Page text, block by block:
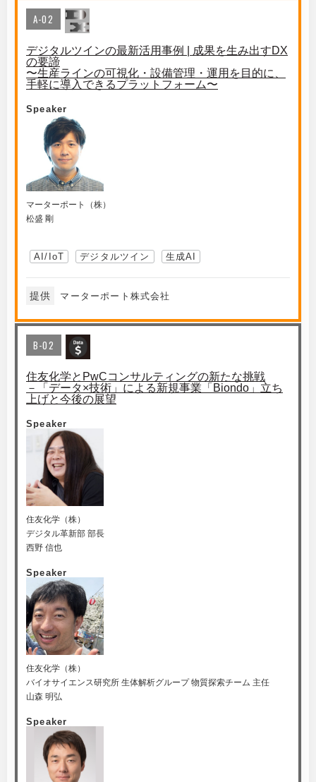
A-02
デジタルツインの最新活用事例 | 成果を生み出すDX
の要諦
〜生産ラインの可視化・設備管理・運用を目的に、
手軽に導入できるプラットフォーム〜
Speaker
マーターポート（株）
松盛 剛
AI/IoT デジタルツイン 生成AI
提供 マーターポート株式会社
B-02
住友化学とPwCコンサルティングの新たな挑戦
－「データ×技術」による新規事業「Biondo」立ち
上げと今後の展望
Speaker
住友化学（株）
デジタル革新部 部長
西野 信也
Speaker
住友化学（株）
バイオサイエンス研究所 生体解析グループ 物質探索チーム 主任
山森 明弘
Speaker